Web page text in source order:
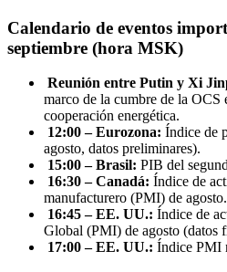
Calendario de eventos
septiembre (hora MSK)
Reunión entre Putin y Xi
marco de la cumbre de la OCS
cooperación energética.
12:00 – Eurozona: Índice de
agosto, datos preliminares).
15:00 – Brasil: PIB del
16:30 – Canadá: Índice de
manufacturero (PMI) de agosto.
16:45 – EE. UU.: Índice de
Global (PMI) de agosto (datos
17:00 – EE. UU.: Índice PMI